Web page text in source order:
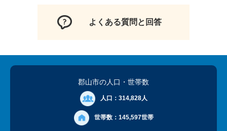
よくある質問と回答
郡山市の人口 ・世帯数
人口： 314,828人
世帯数： 145,597世帯